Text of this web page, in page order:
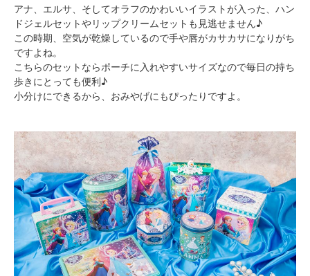
アナ、エルサ、そしてオラフのかわいいイラストが入った、ハン
ドジェルセットやリップクリームセットも見逃せません♪
この時期、空気が乾燥しているので手や唇がカサカサになりがち
ですよね。
こちらのセットならポーチに入れやすいサイズなので毎日の持ち
歩きにとっても便利♪
小分けにできるから、おみやげにもぴったりですよ。